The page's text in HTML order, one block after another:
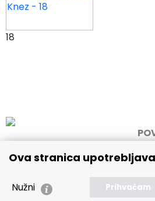
Ova stranica
Nužni Prihvaćam
18
„MEMORIJALNI CENTAR
VUKOVAR"
🢒
🢒 Akti